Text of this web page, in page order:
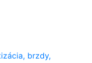
brzdy,